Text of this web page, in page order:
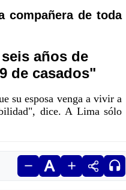
compañera de toda
años de
de casados"
su esposa venga a vivir a
dice. A Lima sólo